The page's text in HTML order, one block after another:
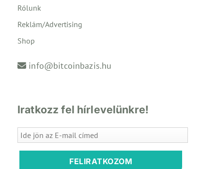
Rólunk
Reklám/Advertising
Shop
info@bitcoinbazis.hu
Iratkozz fel hírlevelünkre!
FELIRATKOZOM